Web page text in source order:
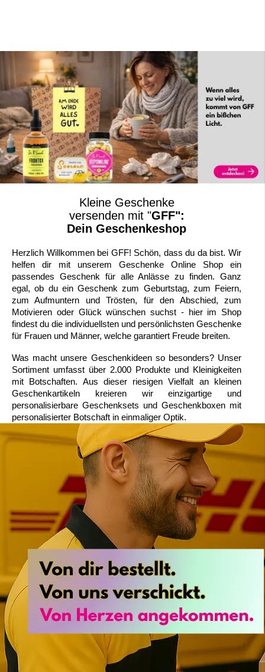
Kleine Geschenke
versenden mit "GFF":
Dein Geschenkeshop
Herzlich Willkommen bei GFF! Schön, dass du da bist. Wir
helfen dir mit unserem Geschenke Online Shop ein
passendes Geschenk für alle Anlässe zu finden. Ganz
egal, ob du ein Geschenk zum Geburtstag, zum Feiern,
zum Aufmuntern und Trösten, für den Abschied, zum
Motivieren oder Glück wünschen suchst - hier im Shop
findest du die individuellsten und persönlichsten Geschenke
für Frauen und Männer, welche garantiert Freude breiten.
Was macht unsere Geschenkideen so besonders? Unser
Sortiment umfasst über 2.000 Produkte und Kleinigkeiten
mit Botschaften. Aus dieser riesigen Vielfalt an kleinen
Geschenkartikeln kreieren wir einzigartige und
personalisierbare Geschenksets und Geschenkboxen mit
personalisierter Botschaft in einmaliger Optik.